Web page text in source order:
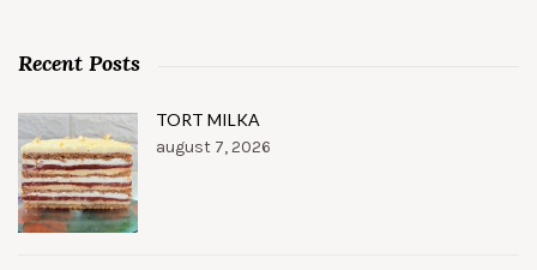
Recent Posts
TORT MILKA
august 7, 2026